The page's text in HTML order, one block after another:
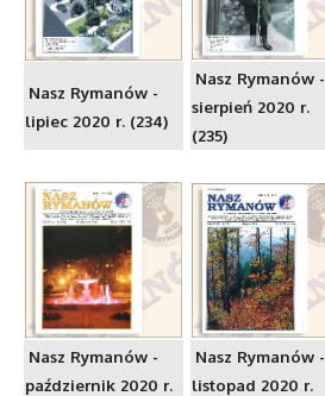
Nasz Rymanów -
lipiec 2020 r. (234)
Nasz Rymanów -
sierpień 2020 r.
(235)
Nasz Rymanów -
październik 2020 r.
Nasz Rymanów -
listopad 2020 r.